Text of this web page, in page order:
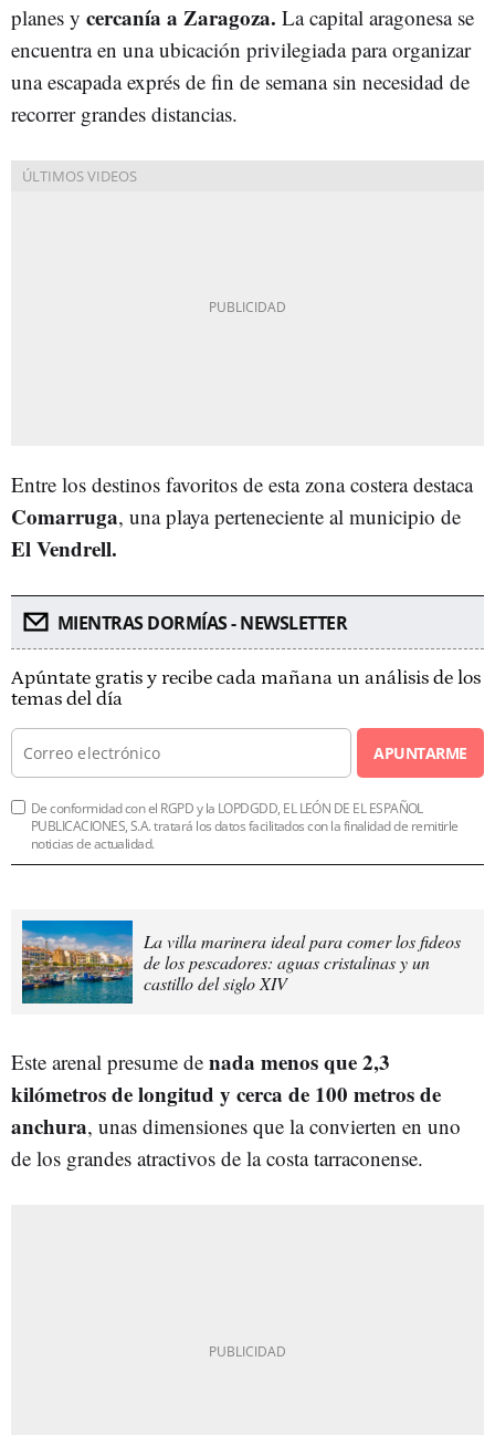
planes y cercanía a Zaragoza. La capital aragonesa se
encuentra en una ubicación privilegiada para organizar
una escapada exprés de fin de semana sin necesidad de
recorrer grandes distancias.
Entre los destinos favoritos de esta zona costera destaca
Comarruga, una playa perteneciente al municipio de
El Vendrell.
MIENTRAS DORMÍAS - NEWSLETTER
Apúntate gratis y recibe cada mañana un análisis de los
temas del día
APUNTARME
De conformidad con el RGPD y la LOPDGDD, EL LEÓN DE EL ESPAÑOL
PUBLICACIONES, S.A. tratará los datos facilitados con la finalidad de remitirle
noticias de actualidad.
La villa marinera ideal para comer los fideos
de los pescadores: aguas cristalinas y un
castillo del siglo XIV
Este arenal presume de nada menos que 2,3
kilómetros de longitud y cerca de 100 metros de
anchura, unas dimensiones que la convierten en uno
de los grandes atractivos de la costa tarraconense.